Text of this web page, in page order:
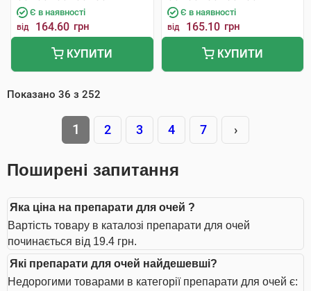
Є в наявності
від 164.60 грн
КУПИТИ
Є в наявності
від 165.10 грн
КУПИТИ
Показано 36 з 252
1 2 3 4 7 ›
Поширені запитання
Яка ціна на препарати для очей ?
Вартість товару в каталозі препарати для очей
починається від 19.4 грн.
Які препарати для очей найдешевші?
Недорогими товарами в категорії препарати для очей є: